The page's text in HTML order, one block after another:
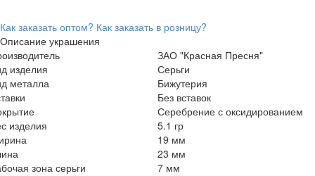
Как заказать оптом? Как заказать в розницу?
Описание украшения
ЗАО "Красная Пресня"
изделия
Серьги
металла
Бижутерия
Без вставок
Серебрение с оксидированием
изделия
5.1 гр
19 мм
23 мм
зона серьги
7 мм